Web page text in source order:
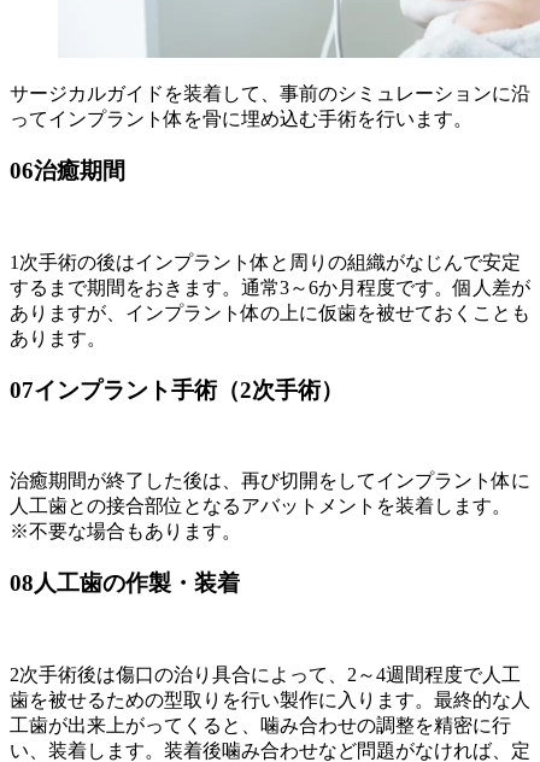
サージカルガイドを装着して、事前のシミュレーションに沿
ってインプラント体を骨に埋め込む手術を行います。
06治癒期間
1次手術の後はインプラント体と周りの組織がなじんで安定
するまで期間をおきます。通常3～6か月程度です。個人差が
ありますが、インプラント体の上に仮歯を被せておくことも
あります。
07インプラント手術（2次手術）
治癒期間が終了した後は、再び切開をしてインプラント体に
人工歯との接合部位となるアバットメントを装着します。
※不要な場合もあります。
08人工歯の作製・装着
2次手術後は傷口の治り具合によって、2～4週間程度で人工
歯を被せるための型取りを行い製作に入ります。最終的な人
工歯が出来上がってくると、噛み合わせの調整を精密に行
い、装着します。装着後噛み合わせなど問題がなければ、定